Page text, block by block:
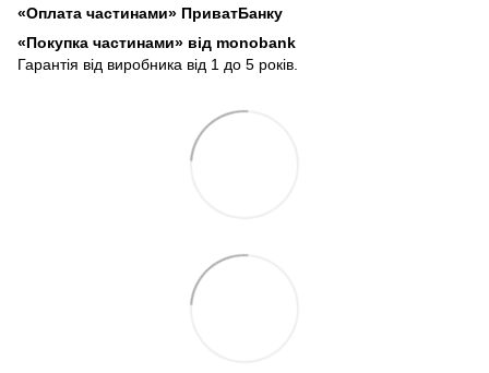
«Оплата частинами» ПриватБанку
«Покупка частинами» від monobank
Гарантія від виробника від 1 до 5 років.